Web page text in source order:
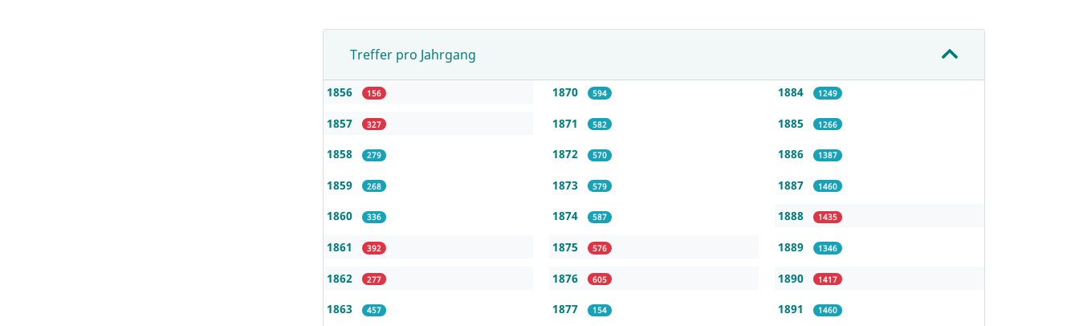
Treffer pro Jahrgang
1856 156
1857 327
1858 279
1859 268
1860 336
1861 392
1862 277
1863 457
1870 594
1871 582
1872 570
1873 579
1874 587
1875 576
1876 605
1877 154
1884 1249
1885 1266
1886 1387
1887 1460
1888 1435
1889 1346
1890 1417
1891 1460